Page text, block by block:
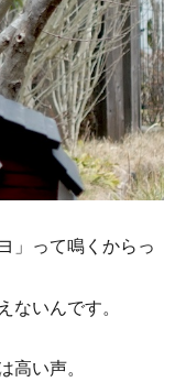
」って鳴くからっ
いんです。
い声。